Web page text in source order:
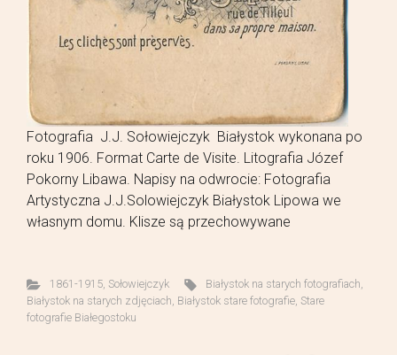
Fotografia J.J. Sołowiejczyk Białystok wykonana po
roku 1906. Format Carte de Visite. Litografia Józef
Pokorny Libawa. Napisy na odwrocie: Fotografia
Artystyczna J.J.Solowiejczyk Białystok Lipowa we
własnym domu. Klisze są przechowywane
1861-1915, Sołowiejczyk Białystok na starych fotografiach
Białystok na starych zdjęciach Białystok stare fotografie Stare
fotografie Białegostoku